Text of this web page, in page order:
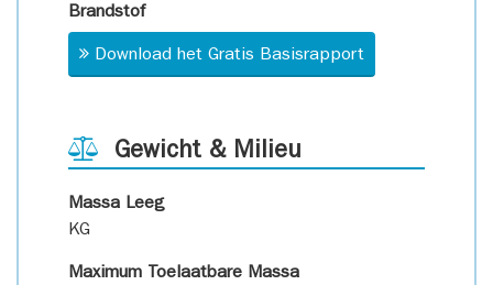
Brandstof
Download het Gratis Basisrapport
Gewicht & Milieu
Massa Leeg
KG
Maximum Toelaatbare Massa